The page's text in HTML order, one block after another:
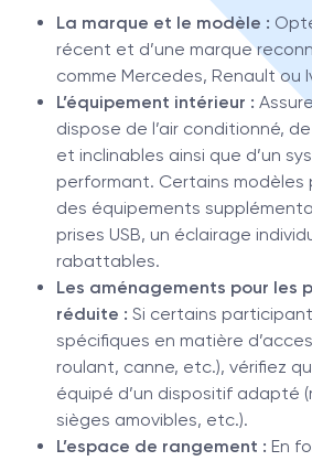
La marque et le modèle :
récent et d’une marque
comme Mercedes, Renault ou
L’équipement intérieur :
dispose de l’air conditionné,
et inclinables ainsi que d’un
performant. Certains
des équipements
prises USB, un éclairage
rabattables.
Les aménagements pour les
réduite : Si certains
spécifiques en matière
roulant, canne, etc.), vérifiez
équipé d’un dispositif adapté
sièges amovibles, etc.).
L’espace de rangement : En